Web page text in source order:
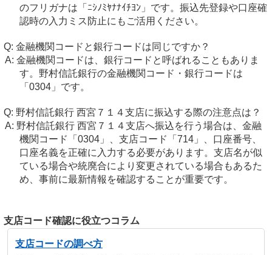
のフリガナは「ﾆｼﾉﾐﾔﾅﾅｲﾁﾖﾝ」です。振込先登録や口座確
認時の入力ミス防止にもご活用ください。
金融機関コードと銀行コードは同じですか？
金融機関コードは、銀行コードと呼ばれることもありま
す。野村信託銀行の金融機関コード・銀行コードは
「0304」です。
野村信託銀行 西宮７１４支店に振込する際の注意点は？
野村信託銀行 西宮７１４支店へ振込を行う場合は、金融
機関コード「0304」、支店コード「714」、口座番号、
口座名義を正確に入力する必要があります。支店名が似
ている場合や統廃合により変更されている場合もあるた
め、事前に最新情報を確認することが重要です。
支店コード確認に役立つコラム
支店コードの調べ方